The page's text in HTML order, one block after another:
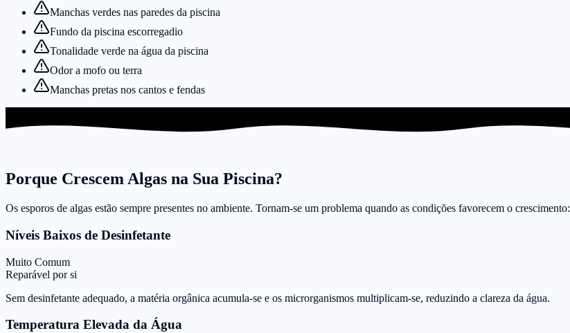
Manchas verdes nas paredes da piscina
Fundo da piscina escorregadio
Tonalidade verde na água da piscina
Odor a mofo ou terra
Manchas pretas nos cantos e fendas
Porque Crescem Algas na Sua Piscina?
Os esporos de algas estão sempre presentes no ambiente. Tornam-se um problema quando as condições favorecem o crescimento:
Níveis Baixos de Desinfetante
Muito Comum
Reparável por si
Sem desinfetante adequado, a matéria orgânica acumula-se e os microrganismos multiplicam-se, reduzindo a clareza da água.
Temperatura Elevada da Água